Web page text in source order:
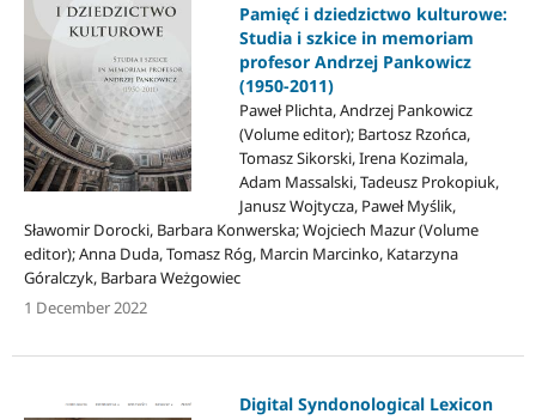
Pamięć i dziedzictwo kulturowe:
Studia i szkice in memoriam
profesor Andrzej Pankowicz
(1950-2011)
Paweł Plichta, Andrzej Pankowicz
(Volume editor); Bartosz Rzońca,
Tomasz Sikorski, Irena Kozimala,
Adam Massalski, Tadeusz Prokopiuk,
Janusz Wojtycza, Paweł Myślik,
Sławomir Dorocki, Barbara Konwerska; Wojciech Mazur (Volume
editor); Anna Duda, Tomasz Róg, Marcin Marcinko, Katarzyna
Góralczyk, Barbara Weżgowiec
1 December 2022
Digital Syndonological Lexicon